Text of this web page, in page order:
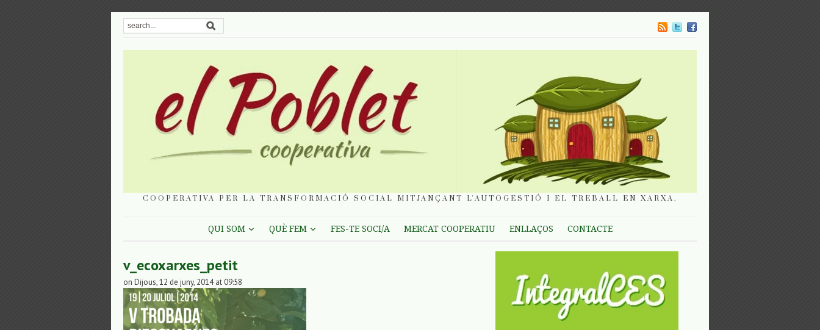
COOPERATIVA PER LA TRANSFORMACIÓ SOCIAL MITJANÇANT L'AUTOGESTIÓ I EL TREBALL EN XARXA.
QUI SOM QUÈ FEM FES-TE SOCI/A MERCAT COOPERATIU ENLLAÇOS CONTACTE
v_ecoxarxes_petit
on Dijous, 12 de juny, 2014 at 09:58